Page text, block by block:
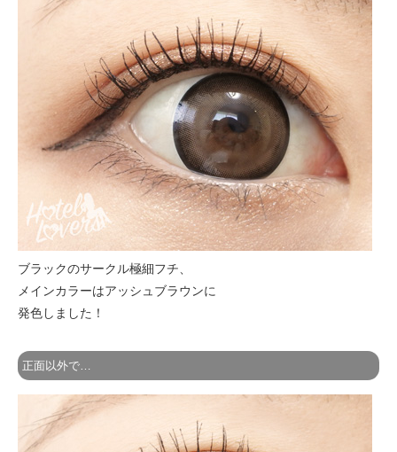
ブラックのサークル極細フチ、
メインカラーはアッシュブラウンに
発色しました！
正面以外で…